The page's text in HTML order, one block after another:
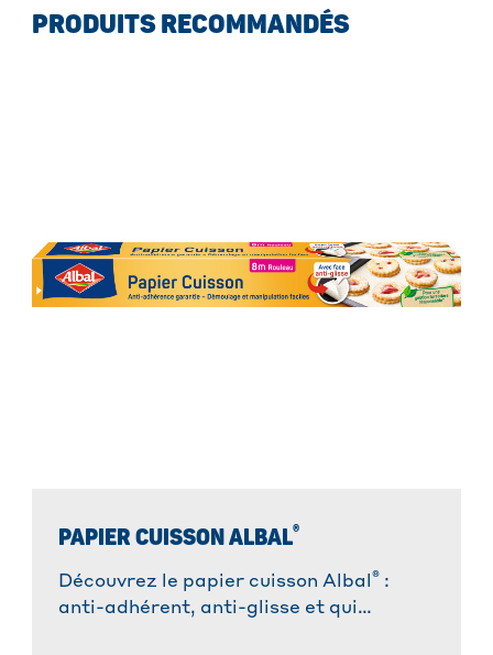
PRODUITS RECOMMANDÉS
PAPIER CUISSON ALBAL®
Découvrez le papier cuisson Albal ® :
anti-adhérent, anti-glisse et qui